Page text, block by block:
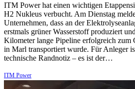
ITM Power hat einen wichtigen
H2 Nukleus verbucht. Am Dienstag
Unternehmen, dass an der
erstmals grüner Wasserstoff produziert
Kilometer lange Pipeline erfolgreich zum
in Marl transportiert wurde. Für Anleger
technische Randnotiz – es ist der…
ITM Power